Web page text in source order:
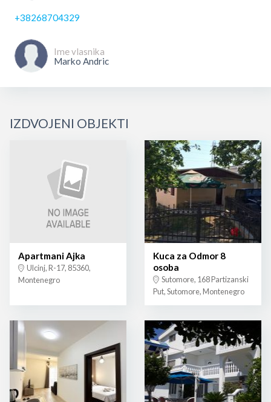
+38268704329
Ime vlasnika
Marko Andric
IZDVOJENI OBJEKTI
Apartmani Ajka
Ulcinj, R-17, 85360,
Montenegro
Kuca za Odmor 8
osoba
Sutomore, 168 Partizanski
Put, Sutomore, Montenegro